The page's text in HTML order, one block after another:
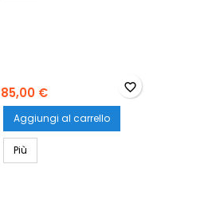
85,00 €
Aggiungi al carrello
Più
favorite_border